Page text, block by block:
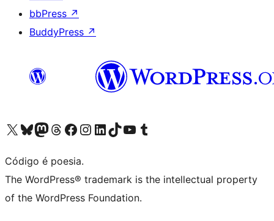
bbPress ↗
BuddyPress ↗
Visite a nossa conta X (antigo Twitter)
Visit our Bluesky account
Visit our Mastodon account
Visit our Threads account
Visite a nossa página do Facebook
Visite a nossa conta no Instagram
Visite a nossa conta no LinkedIn
Visit our TikTok account
Visit our YouTube channel
Visit our Tumblr account
Código é poesia.
The WordPress® trademark is the intellectual property
of the WordPress Foundation.